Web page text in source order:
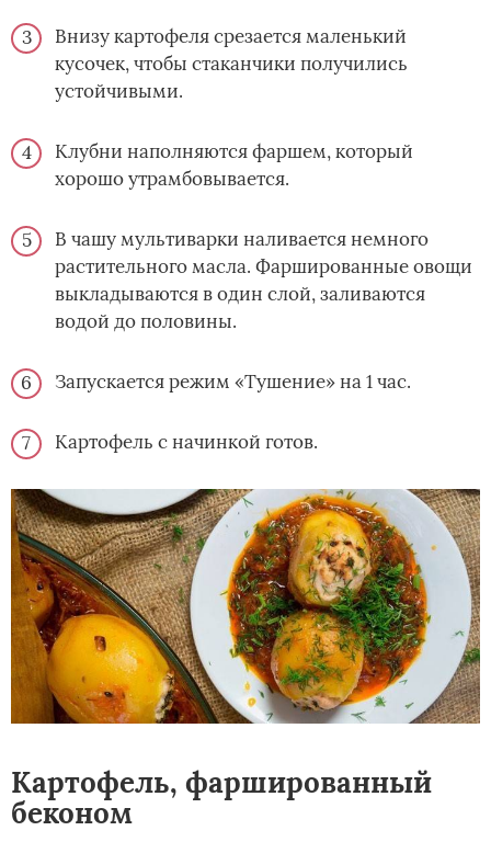
Внизу картофеля срезается маленький
кусочек, чтобы стаканчики получились
устойчивыми.
Клубни наполняются фаршем, который
хорошо утрамбовывается.
В чашу мультиварки наливается немного
растительного масла. Фаршированные овощи
выкладываются в один слой, заливаются
водой до половины.
Запускается режим «Тушение» на 1 час.
Картофель с начинкой готов.
Картофель, фаршированный
беконом